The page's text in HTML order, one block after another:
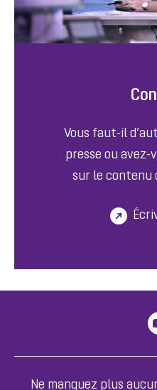
Vous faut-il
presse ou avez-
sur le contenu
Ne manquez plus